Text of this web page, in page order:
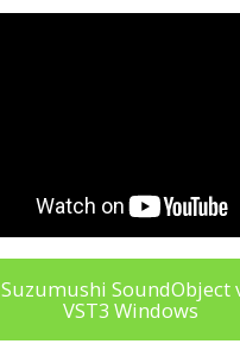
Suzumushi SoundObject
VST3 Windows